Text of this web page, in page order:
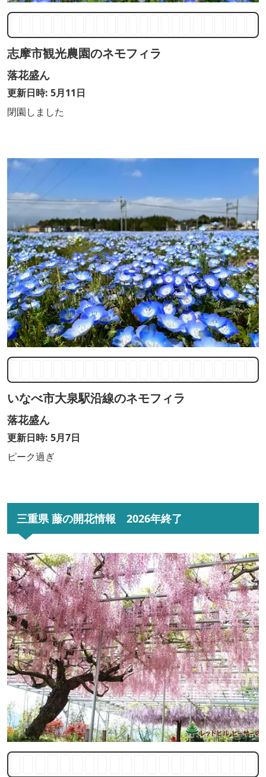
志摩市観光農園のネモフィラ
落花盛ん
更新日時: 5月11日
閉園しました
いなべ市大泉駅沿線のネモフィラ
落花盛ん
更新日時: 5月7日
ピーク過ぎ
三重県 藤の開花情報 2026年終了